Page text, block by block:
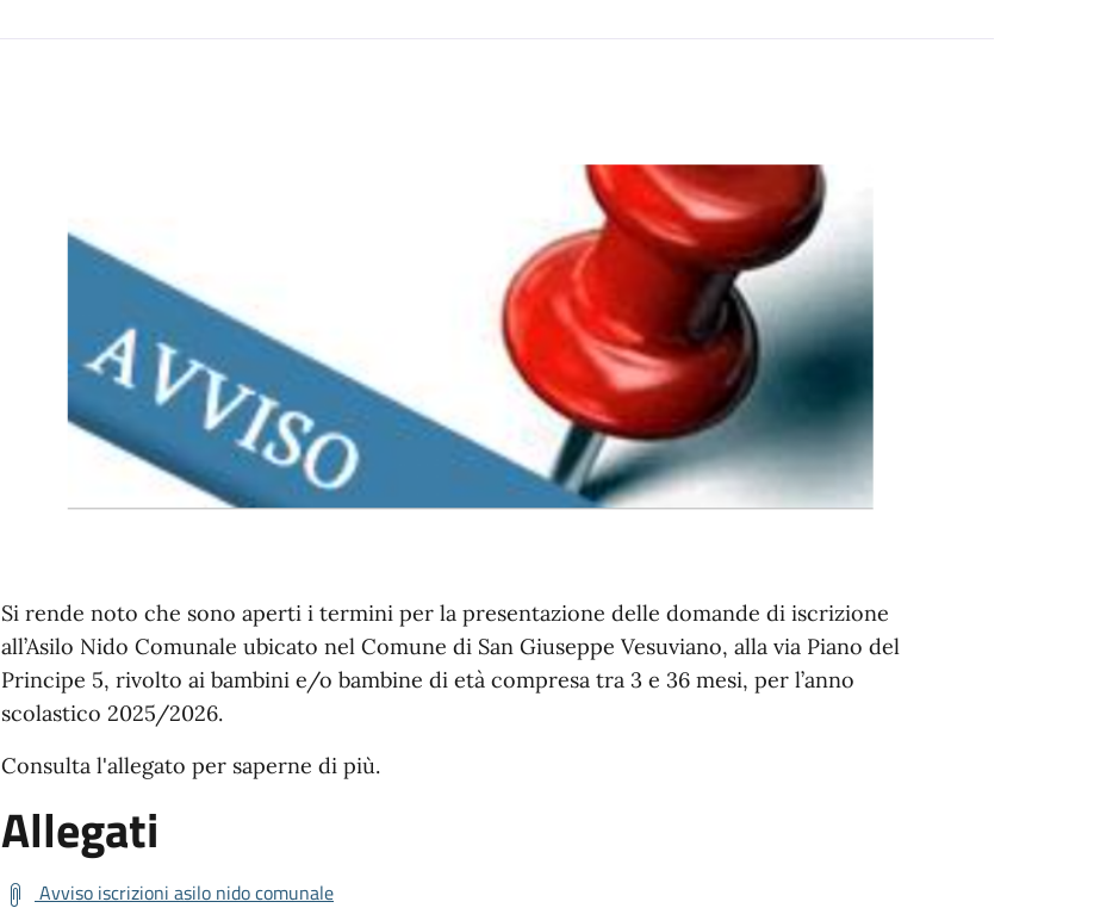
Si rende noto che sono aperti i termini per la presentazione delle domande di iscrizione
all’Asilo Nido Comunale ubicato nel Comune di San Giuseppe Vesuviano, alla via Piano del
Principe 5, rivolto ai bambini e/o bambine di età compresa tra 3 e 36 mesi, per l’anno
scolastico 2025/2026.
Consulta l'allegato per saperne di più.
Allegati
Avviso iscrizioni asilo nido comunale